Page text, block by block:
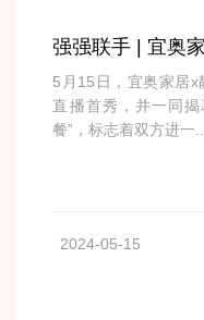
5月15日，宜奥家居
直播首秀，并一同
餐”，标志着双方进一...
2024-05-15